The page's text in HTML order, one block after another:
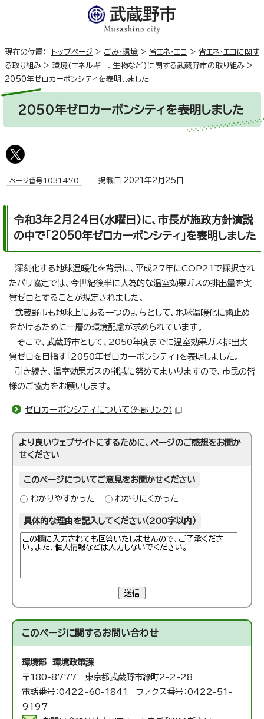
現在の位置： トップページ > ごみ・環境 > 省エネ・エコ > 省エネ・エコに関す
る取り組み > 環境(エネルギー、生物など)に関する武蔵野市の取り組み >
2050年ゼロカーボンシティを表明しました
2050年ゼロカーボンシティを表明しました
ページ番号1031470 掲載日 2021年2月25日
令和3年2月24日(水曜日)に、市長が施政方針演説
の中で「2050年ゼロカーボンシティ」を表明しました
深刻化する地球温暖化を背景に、平成27年にCOP21で採択され
たパリ協定では、今世紀後半に人為的な温室効果ガスの排出量を実
質ゼロとすることが規定されました。
武蔵野市も地球上にある一つのまちとして、地球温暖化に歯止め
をかけるために一層の環境配慮が求められています。
そこで、武蔵野市として、2050年度までに温室効果ガス排出実
質ゼロを目指す「2050年ゼロカーボンシティ」を表明しました。
引き続き、温室効果ガスの削減に努めてまいりますので、市民の皆
様のご協力をお願いします。
ゼロカーボンシティについて （外部リンク）
より良いウェブサイトにするために、ページのご感想をお聞か
せください
このページについてご意見をお聞かせください
わかりやすかった わかりにくかった
具体的な理由を記入してください（200字以内）
送信
このページに関するお問い合わせ
環境部 環境政策課
〒180-8777 東京都武蔵野市緑町2-2-28
電話番号：0422-60-1841 ファクス番号：0422-51-
9197